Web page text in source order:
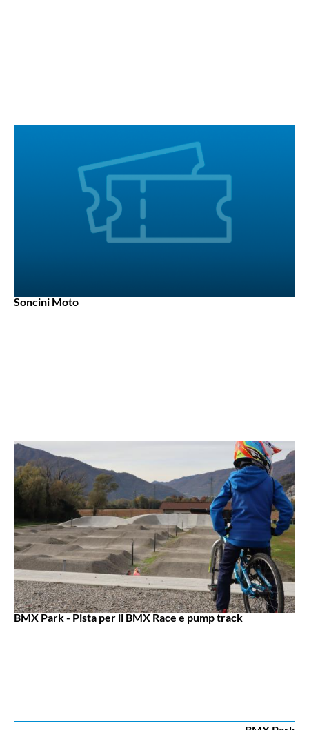
Soncini Moto
BMX Park - Pista per il BMX Race e pump track